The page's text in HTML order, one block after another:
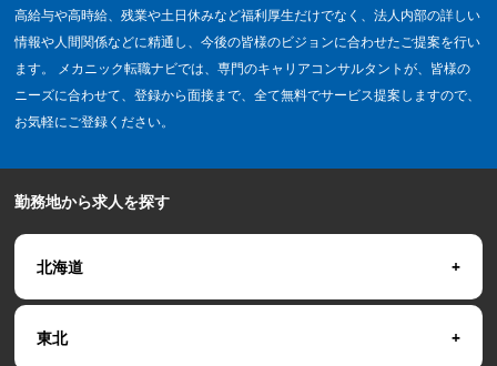
高給与や高時給、残業や土日休みなど福利厚生だけでなく、法人内部の詳しい
情報や人間関係などに精通し、今後の皆様のビジョンに合わせたご提案を行い
ます。 メカニック転職ナビでは、専門のキャリアコンサルタントが、皆様の
ニーズに合わせて、登録から面接まで、全て無料でサービス提案しますので、
お気軽にご登録ください。
勤務地から求人を探す
北海道
東北